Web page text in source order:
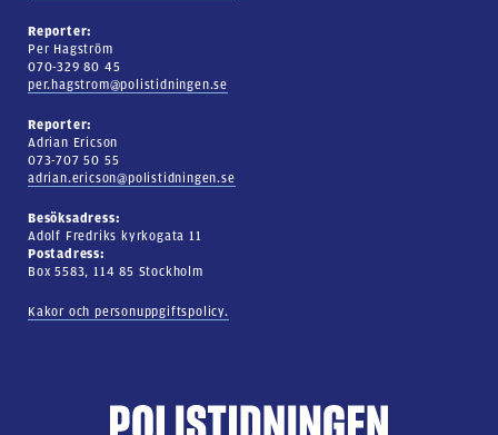
Reporter:
Per Hagström
070-329 80 45
per.hagstrom@polistidningen.se
Reporter:
Adrian Ericson
073-707 50 55
adrian.ericson@polistidningen.se
Besöksadress:
Adolf Fredriks kyrkogata 11
Postadress:
Box 5583, 114 85 Stockholm
Kakor och personuppgiftspolicy.